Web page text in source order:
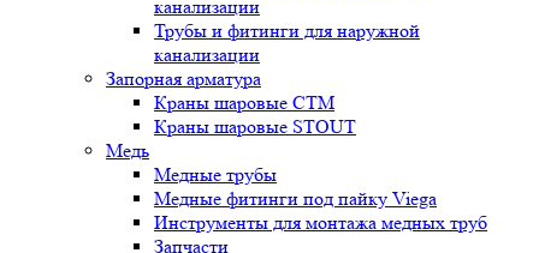
канализации
Трубы и фитинги для наружной
канализации
Запорная арматура
Краны шаровые СТМ
Краны шаровые STOUT
Медь
Медные трубы
Медные фитинги под пайку Viega
Инструменты для монтажа медных труб
Запчасти